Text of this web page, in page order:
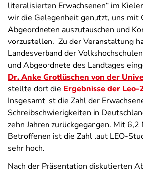
literalisierten Erwachsenen“ im
wir die Gelegenheit genutzt, uns mit
Abgeordneten auszutauschen und
vorzustellen. Zu der Veranstaltung
Landesverband der
und Abgeordnete des Landtages
Dr. Anke Grotlüschen von der
stellte dort die Ergebnisse der Leo-
Insgesamt ist die Zahl der
Schreibschwierigkeiten in
zehn Jahren zurückgegangen. Mit
Betroffenen ist die Zahl laut LEO-
sehr hoch.
Nach der Präsentation diskutierten